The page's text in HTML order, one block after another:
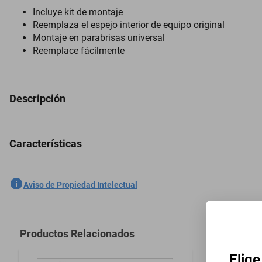
Incluye kit de montaje
Reemplaza el espejo interior de equipo original
Montaje en parabrisas universal
Reemplace fácilmente
Descripción
Espejo Retrovisor para Plymouth Trailduster 1973 a 1993
Características
SKU
PILOT
Modelo
Trailduster
Aviso de Propiedad Intelectual
Productos Relacionados